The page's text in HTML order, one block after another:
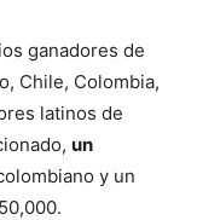
ganadores de
Chile, Colombia,
latinos de
un
y un